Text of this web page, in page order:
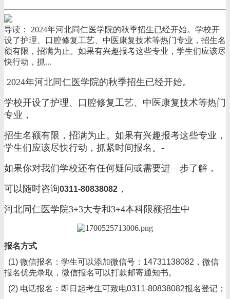
导读： 2024年河北同仁医学院的秋季招生已经开始。学校开
设了护理、口腔修复工艺、中医康复技术等热门专业，招生名
额有限，招满为止。如果有兴趣报考这些专业，学生们应该尽
快行动，抓...
2024年河北同仁医学院的秋季招生已经开始。
学校开设了护理、口腔修复工艺、中医康复技术等热门
专业，
招生名额有限，招满为止。如果有兴趣报考这些专业，
学生们应该尽快行动，抓紧时间报名。-
如果你对我们学校还有任何疑问或需要进—步了解，
可以随时咨询0311-80838082 ，
河北同仁医学院3+3大专和3+4本科限额招生中
报名方式
(1) 微信报名：学生可以添加微信号：14731138082，微信
报名优先录取，微信报名可以打款邮寄通知书。
(2) 电话报名：即日起考生可致电0311-80838082报名登记；